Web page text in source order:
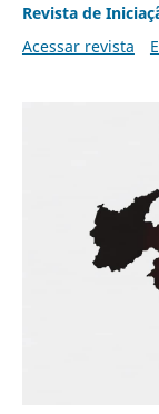
Revista de
Acessar revista